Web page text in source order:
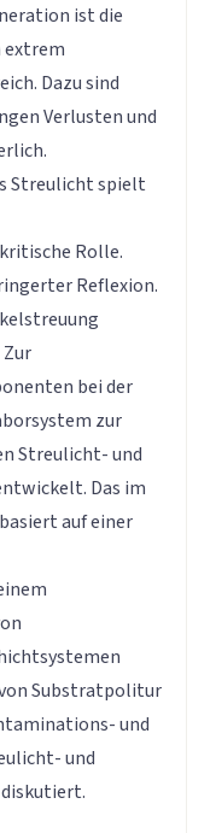
ist die
extrem
Dazu sind
Verlusten und
Streulicht spielt
Rolle.
Reflexion.
bei der
zur
Streulicht- und
Das im
auf einer
Substratpolitur
und
und